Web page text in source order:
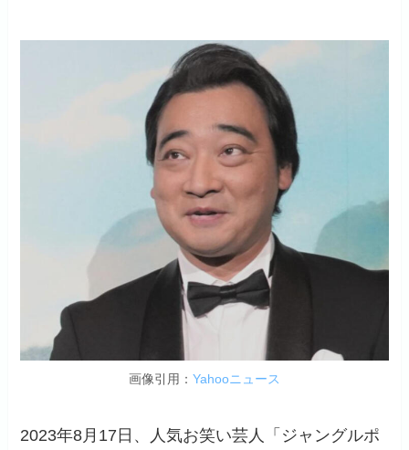
画像引用： Yahooニュース
2023年8月17日、人気お笑い芸人「ジャングルポ